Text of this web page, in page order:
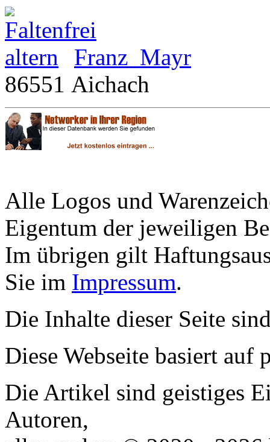
Franz Mayr
86551 Aichach
Alle Logos und
Eigentum der jeweiligen
Im übrigen gilt
Sie im Impressum.
Die Inhalte dieser Seite
Diese Webseite basiert auf
Die Artikel sind geistiges
Autoren,